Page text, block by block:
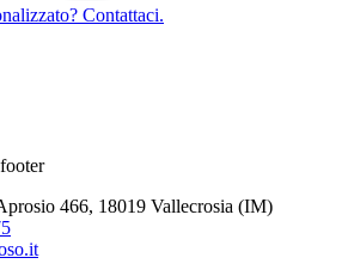
Contattaci.
466, 18019 Vallecrosia (IM)